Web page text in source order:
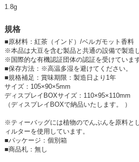
ず「おいしさ」、「感動」を届けてくれる生
こめて名付けたシリーズです。
インド南部のタミル・ナードゥ州にあるパラ
茶葉に、 イタリア産天然ベルガモット精油で
イ紅茶を リーフのまま使用した贅沢なティー
の中で茶葉が十分に開き、 ポットで淹れたと
り・味わいを ティーバッグでお手軽にお楽し
渋みの優しい、まろやかな紅茶が、上品で華
りを引き立てます。
ストレートはもちろん、ミルクティーやアイ
〜嬉々!! CREATIVEの紹介〜
嬉々!! CREATIVEは、神奈川県平塚市にある
様々な障がいを持った人が好きなこと・得意
1.8g
規格
■原材料：紅茶（インド）/ベルガモット香料
※本品は大豆を含む製品と共通の設備で製造
※国際的な有機認証団体の認証を受けていま
■保存方法：※高温多湿を避けてください。
■規格補足：賞味期限：製造日より1年
サイズ：105×90×5mm
ディスプレイBOXサイズ：110×95×110mm
（ディスプレイBOXで納品いたします。 ）
※ティーバッグには植物のでんぷんを原料と
ィルターを使用しています。
■パッケージ：個別箱
■商品札：無し